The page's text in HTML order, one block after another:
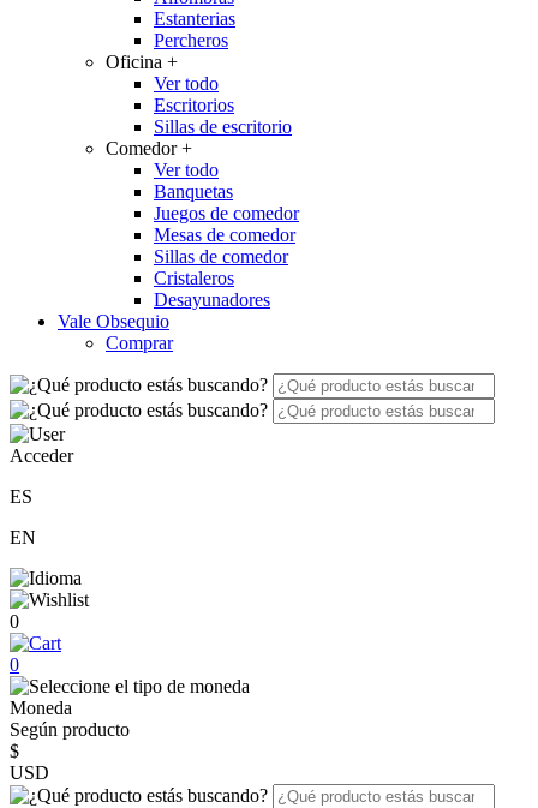
Estanterias
Percheros
Oficina +
Ver todo
Escritorios
Sillas de escritorio
Comedor+
Ver todo
Banquetas
Juegos de comedor
Mesas de comedor
Sillas de comedor
Cristaleros
Desayunadores
Vale Obsequio
Comprar
Acceder
ES
EN
0
0
Moneda
Según producto
$
USD